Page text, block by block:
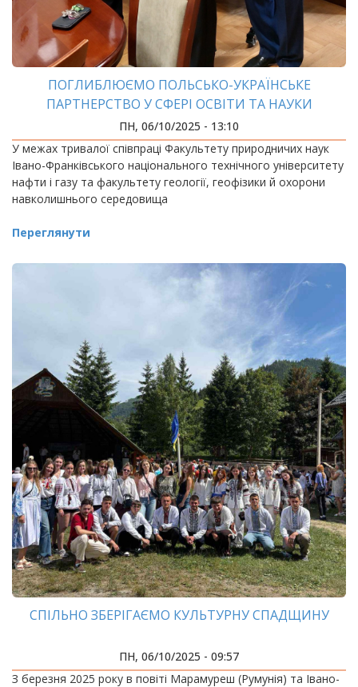
ПОГЛИБЛЮЄМО ПОЛЬСЬКО-УКРАЇНСЬКЕ
ПАРТНЕРСТВО У СФЕРІ ОСВІТИ ТА НАУКИ
ПН, 06/10/2025 - 13:10
У межах тривалої співпраці Факультету природничих наук
Івано-Франківського національного технічного університету
нафти і газу та факультету геології, геофізики й охорони
навколишнього середовища
Переглянути
СПІЛЬНО ЗБЕРІГАЄМО КУЛЬТУРНУ СПАДЩИНУ
ПН, 06/10/2025 - 09:57
З березня 2025 року в повіті Марамуреш (Румунія) та Івано-